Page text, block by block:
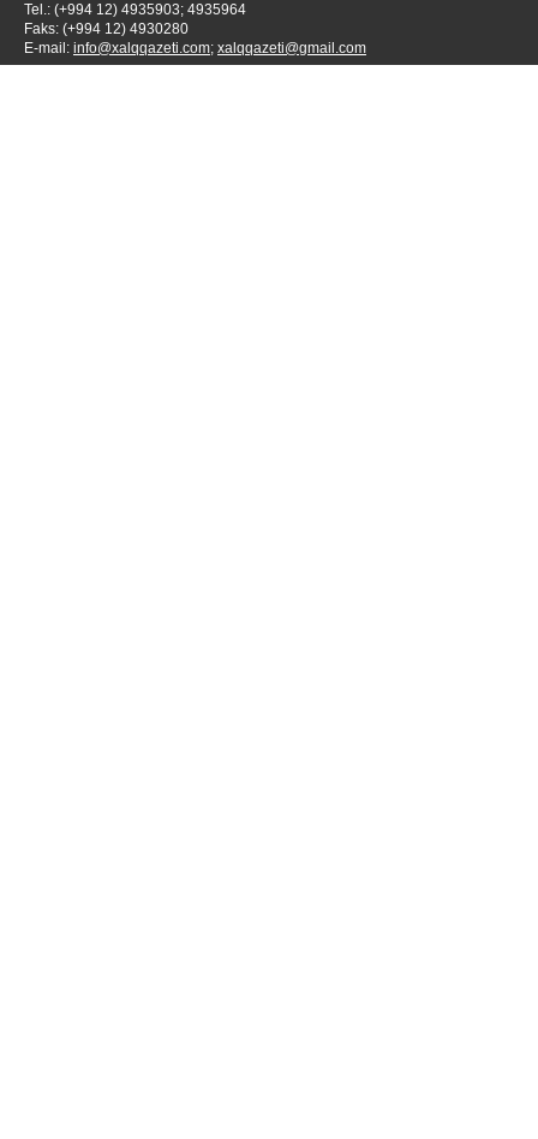
Tel.: (+994 12) 4935903; 4935964
Faks: (+994 12) 4930280
E-mail: info@xalqqazeti.com; xalqqazeti@gmail.com